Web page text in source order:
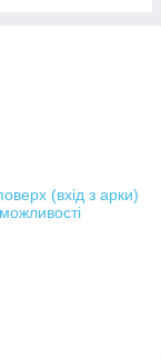
(вхід з арки)